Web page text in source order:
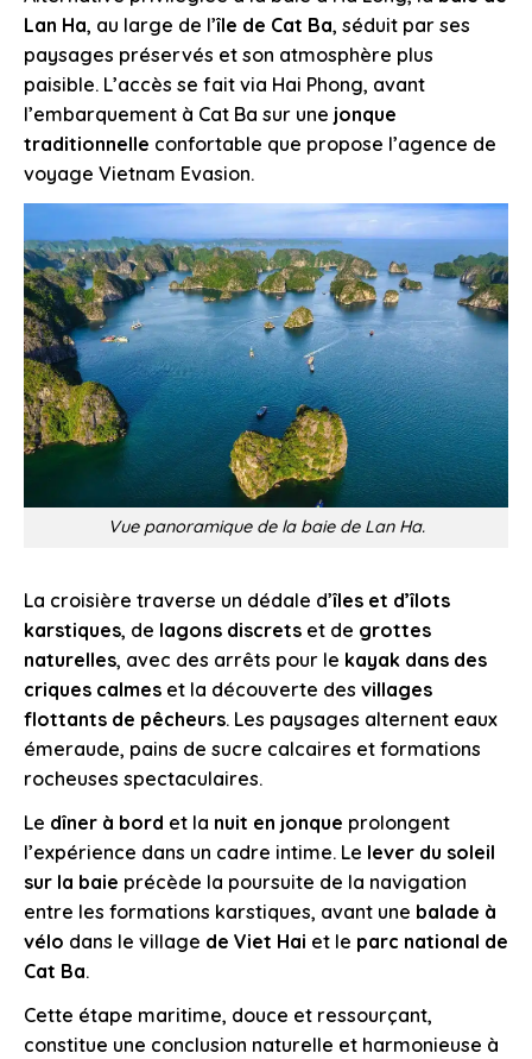
Lan Ha, au large de l’île de Cat Ba, séduit par ses
paysages préservés et son atmosphère plus
paisible. L’accès se fait via Hai Phong, avant
l’embarquement à Cat Ba sur une jonque
traditionnelle confortable que propose l’agence de
voyage Vietnam Evasion.
Vue panoramique de la baie de Lan Ha.
La croisière traverse un dédale d’îles et d’îlots
karstiques, de lagons discrets et de grottes
naturelles, avec des arrêts pour le kayak dans des
criques calmes et la découverte des villages
flottants de pêcheurs. Les paysages alternent eaux
émeraude, pains de sucre calcaires et formations
rocheuses spectaculaires.
Le dîner à bord et la nuit en jonque prolongent
l’expérience dans un cadre intime. Le lever du soleil
sur la baie précède la poursuite de la navigation
entre les formations karstiques, avant une balade à
vélo dans le village de Viet Hai et le parc national de
Cat Ba.
Cette étape maritime, douce et ressourçant,
constitue une conclusion naturelle et harmonieuse à